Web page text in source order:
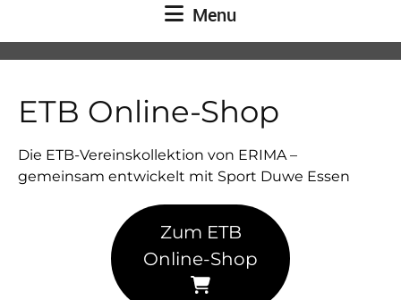
Menu
ETB Online-Shop
Die ETB-Vereinskollektion von ERIMA –
gemeinsam entwickelt mit Sport Duwe Essen
Zum ETB
Online-Shop